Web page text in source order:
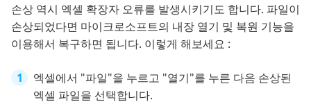
손상 역시 엑셀 확장자 오류를 발생시키기도 합니다. 파일이
손상되었다면 마이크로소프트의 내장 열기 및 복원 기능을
이용해서 복구하면 됩니다. 이렇게 해보세요 :
엑셀에서 "파일"을 누르고 "열기"를 누른 다음 손상된
엑셀 파일을 선택합니다.